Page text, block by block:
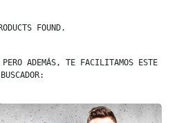
FOUND.
ADEMÁS, TE FACILITAMOS ESTE
BUSCADOR: